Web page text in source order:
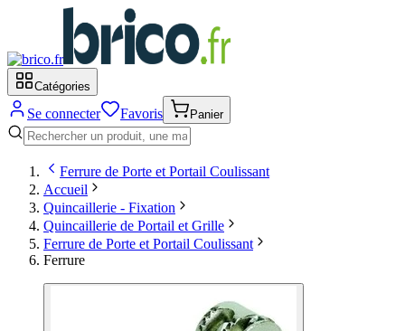
Catégories
Se connecter Favoris Panier
Ferrure de Porte et Portail Coulissant
Accueil
Quincaillerie - Fixation
Quincaillerie de Portail et Grille
Ferrure de Porte et Portail Coulissant
Ferrure